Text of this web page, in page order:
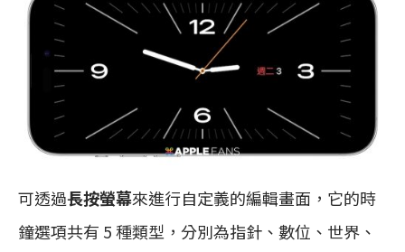
可透過長按螢幕來進行自定義的編輯畫面，它的時
鐘選項共有 5 種類型，分別為指針、數位、世界、